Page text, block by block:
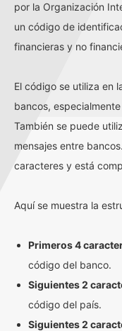
por la Organización
un código de
financieras y no
El código se utiliza en
bancos,
También se puede
mensajes entre
caracteres y está
Aquí se muestra la
Primeros 4
código del banco.
Siguientes 2
código del país.
Siguientes 2